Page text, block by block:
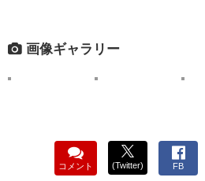
画像ギャラリー
コメント (Twitter) FB